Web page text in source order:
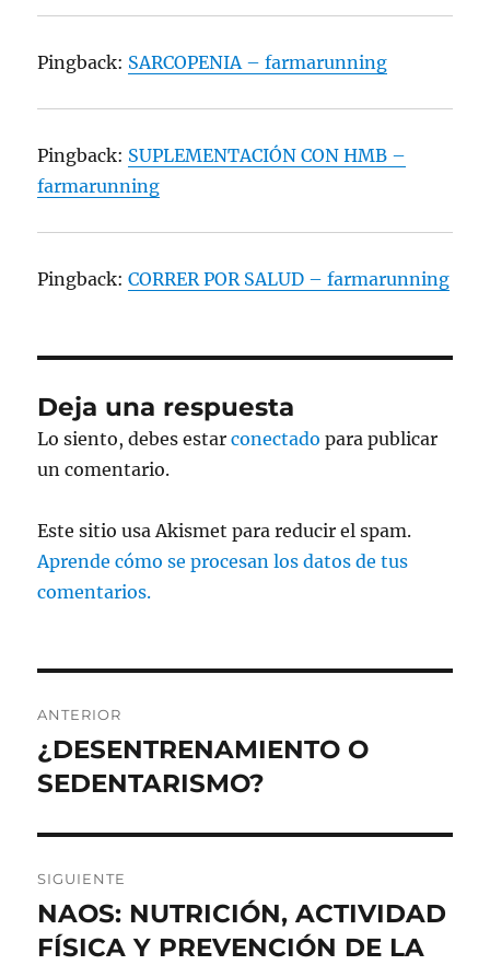
Pingback: SARCOPENIA – farmarunning
Pingback: SUPLEMENTACIÓN CON HMB –
farmarunning
Pingback:CORRER POR SALUD – farmarunning
Deja una respuesta
Lo siento, debes estarconectado para publicar
un comentario.
Este sitio usa Akismet para reducir el spam.
Aprende cómo se procesan los datos de tus
comentarios.
de
entradas
ANTERIOR
Entrada
anterior:
¿DESENTRENAMIENTO O
SEDENTARISMO?
SIGUIENTE
Entrada
siguiente:
NAOS: NUTRICIÓN, ACTIVIDAD
FÍSICA Y PREVENCIÓN DE LA